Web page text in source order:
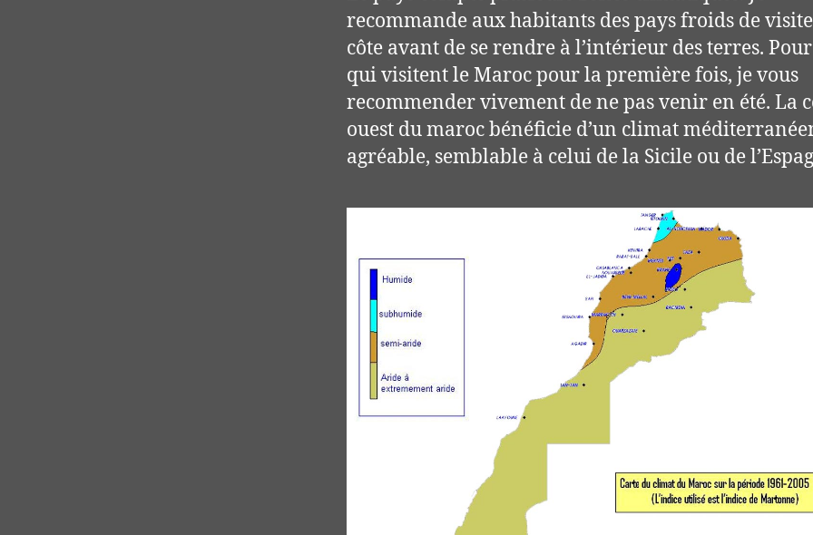
recommande aux habitants des pays froids de
côte avant de se rendre à l’intérieur des terres.
qui visitent le Maroc pour la première fois, je vous
recommender vivement de ne pas venir en été. La
ouest du maroc bénéficie d’un climat
agréable, semblable à celui de la Sicile ou de